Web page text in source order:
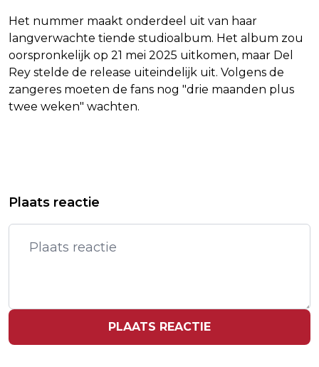
Het nummer maakt onderdeel uit van haar
langverwachte tiende studioalbum. Het album zou
oorspronkelijk op 21 mei 2025 uitkomen, maar Del
Rey stelde de release uiteindelijk uit. Volgens de
zangeres moeten de fans nog "drie maanden plus
twee weken" wachten.
ARNOLD (47) OVERLEDEN
TREFFER BOTMAN IN JUBILEUMDUEL
NIET GENOEG VOOR ZEGE
NEWCASTLE
Plaats reactie
PLAATS REACTIE